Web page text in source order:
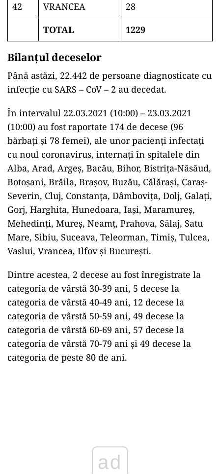
42
VRANCEA
28
TOTAL
1229
Bilanțul deceselor
Până astăzi, 22.442 de persoane diagnosticate cu
infecție cu SARS – CoV – 2 au decedat.
În intervalul 22.03.2021 (10:00) – 23.03.2021
(10:00) au fost raportate 174 de decese (96
bărbați și 78 femei), ale unor pacienți infectați
cu noul coronavirus, internați în spitalele din
Alba, Arad, Argeș, Bacău, Bihor, Bistrița-Năsăud,
Botoșani, Brăila, Brașov, Buzău, Călărași, Caraș-
Severin, Cluj, Constanța, Dâmbovița, Dolj, Galați,
Gorj, Harghita, Hunedoara, Iași, Maramureș,
Mehedinți, Mureș, Neamț, Prahova, Sălaj, Satu
Mare, Sibiu, Suceava, Teleorman, Timiș, Tulcea,
Vaslui, Vrancea, Ilfov și București.
Dintre acestea, 2 decese au fost înregistrate la
categoria de vârstă 30-39 ani, 5 decese la
categoria de vârstă 40-49 ani, 12 decese la
categoria de vârstă 50-59 ani, 49 decese la
categoria de vârstă 60-69 ani, 57 decese la
categoria de vârstă 70-79 ani și 49 decese la
categoria de peste 80 de ani.
ad